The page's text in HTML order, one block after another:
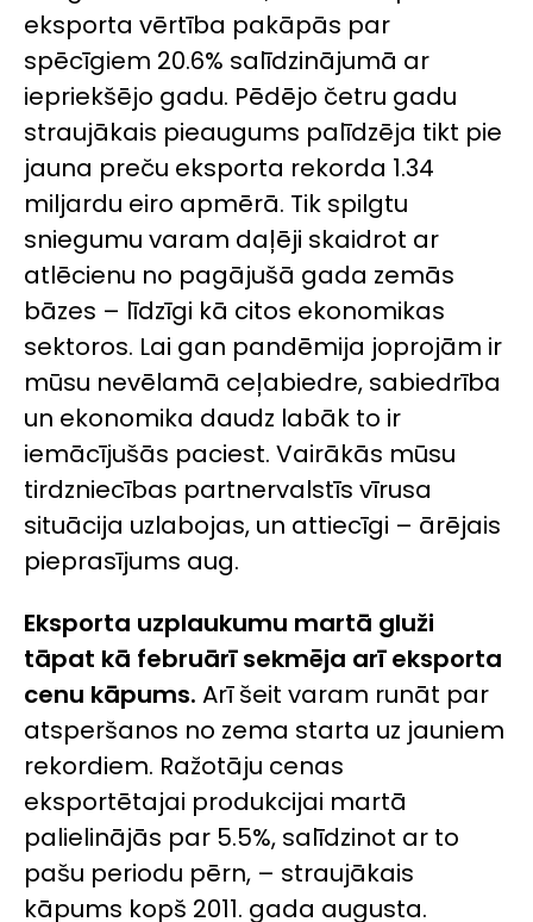
eksporta vērtība pakāpās par
spēcīgiem 20.6% salīdzinājumā ar
iepriekšējo gadu. Pēdējo četru gadu
straujākais pieaugums palīdzēja tikt pie
jauna preču eksporta rekorda 1.34
miljardu eiro apmērā. Tik spilgtu
sniegumu varam daļēji skaidrot ar
atlēcienu no pagājušā gada zemās
bāzes – līdzīgi kā citos ekonomikas
sektoros. Lai gan pandēmija joprojām ir
mūsu nevēlamā ceļabiedre, sabiedrība
un ekonomika daudz labāk to ir
iemācījušās paciest. Vairākās mūsu
tirdzniecības partnervalstīs vīrusa
situācija uzlabojas, un attiecīgi – ārējais
pieprasījums aug.
Eksporta uzplaukumu martā gluži
tāpat kā februārī sekmēja arī eksporta
cenu kāpums. Arī šeit varam runāt par
atsperšanos no zema starta uz jauniem
rekordiem. Ražotāju cenas
eksportētajai produkcijai martā
palielinājās par 5.5%, salīdzinot ar to
pašu periodu pērn, – straujākais
kāpums kopš 2011. gada augusta.